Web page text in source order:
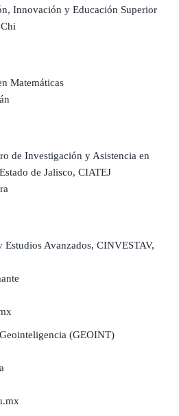
Innovación y Educación Superior
Matemáticas
de Investigación y Asistencia en
de Jalisco, CIATEJ
Avanzados, CINVESTAV,
(GEOINT)